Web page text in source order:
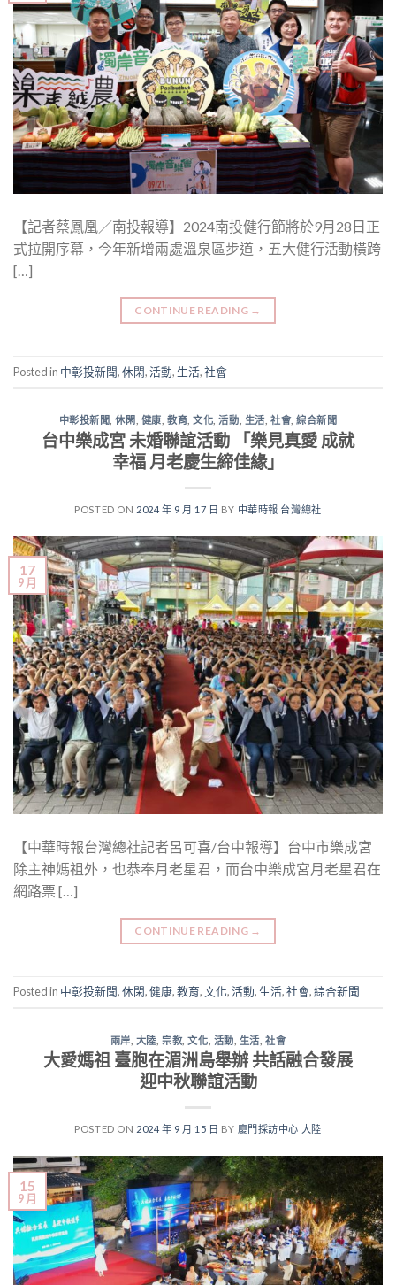
【記者蔡鳳凰／南投報導】2024南投健行節將於9月28日正
式拉開序幕，今年新增兩處溫泉區步道，五大健行活動橫跨
[…]
CONTINUE READING →
Posted in 中彰投新聞,休閑,活動,生活,社會
中彰投新聞 ,休閑 健康, 教育 ,文化 ,活動 生活 社會,綜合新聞
台中樂成宮 未婚聯誼活動 「樂見真愛 成就
幸福 月老慶生締佳緣」
POSTED ON 2024 年 9 月 17 日 BY 中華時報 台灣總社
17
9 月
【中華時報台灣總社記者呂可喜/台中報導】台中市樂成宮
除主神媽祖外，也恭奉月老星君，而台中樂成宮月老星君在
網路票 […]
CONTINUE READING →
Posted in 中彰投新聞,休閑,健康,教育,文化,活動,生活,社會,綜合新聞
兩岸 大陸 ,宗教,文化 活動 生活 ,社會
大愛媽祖 臺胞在湄洲島舉辦 共話融合發展
迎中秋聯誼活動
POSTED ON 2024 年 9 月 15 日 BY 廈門採訪中心 大陸
15
9 月